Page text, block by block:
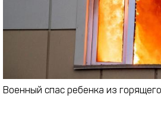
Военный спас ребенка из